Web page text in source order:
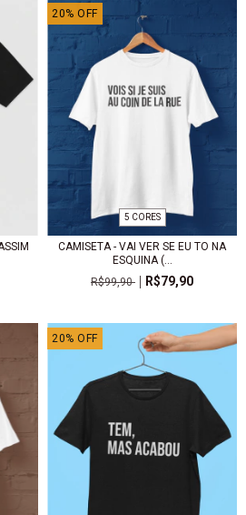
20% OFF
5 CORES
CAMISETA - VAI VER SE EU TO NA
ESQUINA (...
R$99,90
R$79,90
20% OFF